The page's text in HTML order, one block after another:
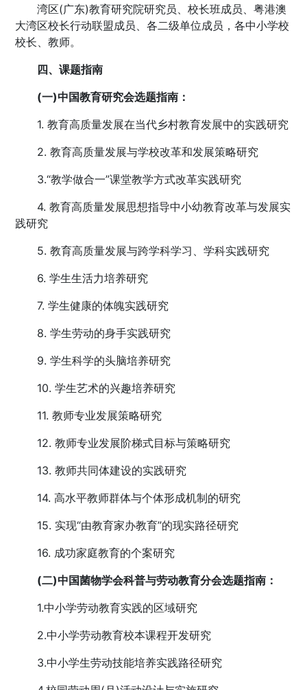
湾区(广东)教育研究院研究员、校长班成员、粤港澳
大湾区校长行动联盟成员、各二级单位成员，各中小学校
校长、教师。
四、课题指南
(一)中国教育研究会选题指南：
1. 教育高质量发展在当代乡村教育发展中的实践研究
2. 教育高质量发展与学校改革和发展策略研究
3.“教学做合一”课堂教学方式改革实践研究
4. 教育高质量发展思想指导中小幼教育改革与发展实
践研究
5. 教育高质量发展与跨学科学习、学科实践研究
6. 学生生活力培养研究
7. 学生健康的体魄实践研究
8. 学生劳动的身手实践研究
9. 学生科学的头脑培养研究
10. 学生艺术的兴趣培养研究
11. 教师专业发展策略研究
12. 教师专业发展阶梯式目标与策略研究
13. 教师共同体建设的实践研究
14. 高水平教师群体与个体形成机制的研究
15. 实现“由教育家办教育”的现实路径研究
16. 成功家庭教育的个案研究
(二)中国菌物学会科普与劳动教育分会选题指南：
1.中小学劳动教育实践的区域研究
2.中小学劳动教育校本课程开发研究
3.中小学生劳动技能培养实践路径研究